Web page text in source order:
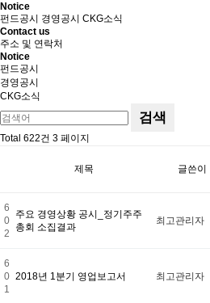
Notice
펀드공시
경영공시 CKG소식
Contact us
주소 및 연락처
Notice
펀드공시
경영공시
CKG소식
검색
Total 622건 3 페이지
제목 글쓴이
6
0
2
주요 경영상황 공시_정기주주
총회 소집결과
최고관리자
6
0
1
2018년 1분기 영업보고서 최고관리자